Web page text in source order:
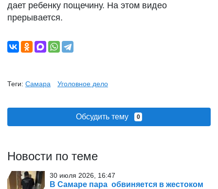
дает ребенку пощечину. На этом видео
прерывается.
Теги: Самара Уголовное дело
Обсудить тему 0
Новости по теме
30 июля 2026, 16:47
В Самаре пара обвиняется в жестоком